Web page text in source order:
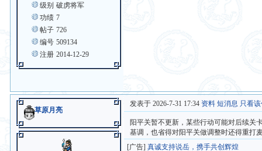
级别 破虏将军
功绩 7
帖子 726
编号 509134
注册 2014-12-29
草原月亮
发表于 2026-7-31 17:34 资料 短消息 只看
阳平关暂不更新，某些行动可能对后续关
基调，也省得对阳平关做调整时还得重打
[广告]真诚支持说岳，携手共创辉煌